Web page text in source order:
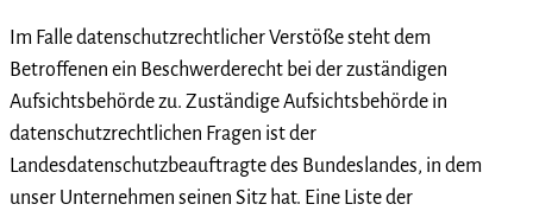
Im Falle datenschutzrechtlicher Verstöße steht dem
Betroffenen ein Beschwerderecht bei der zuständigen
Aufsichtsbehörde zu. Zuständige Aufsichtsbehörde in
datenschutzrechtlichen Fragen ist der
Landesdatenschutzbeauftragte des Bundeslandes, in dem
unser Unternehmen seinen Sitz hat. Eine Liste der